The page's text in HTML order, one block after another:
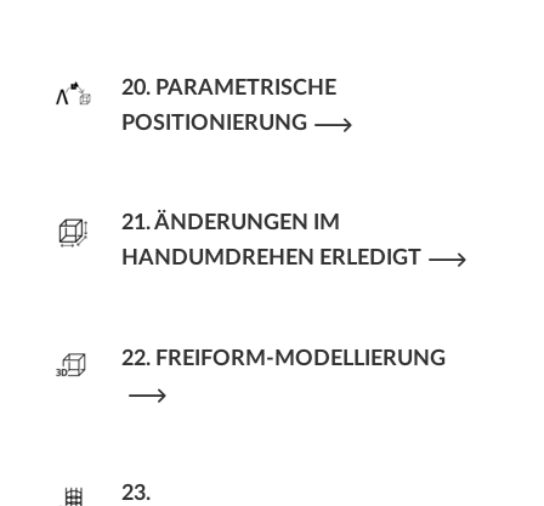
20. PARAMETRISCHE
POSITIONIERUNG
21. ÄNDERUNGEN IM
HANDUMDREHEN ERLEDIGT
22. FREIFORM-MODELLIERUNG
23.